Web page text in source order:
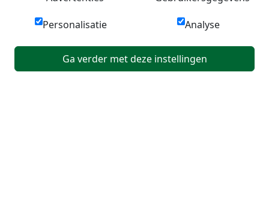
Personalisatie Analyse
Ga verder met deze instellingen